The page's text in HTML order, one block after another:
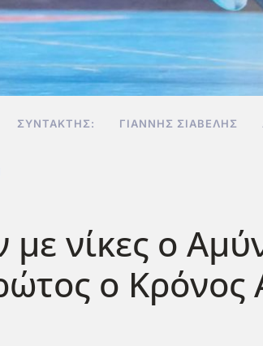
ΣΥΝΤΆΚΤΗΣ: ΓΙΆΝΝΗΣ ΣΙΑΒΕΛΉΣ
νίκες ο
ο Κρόνος